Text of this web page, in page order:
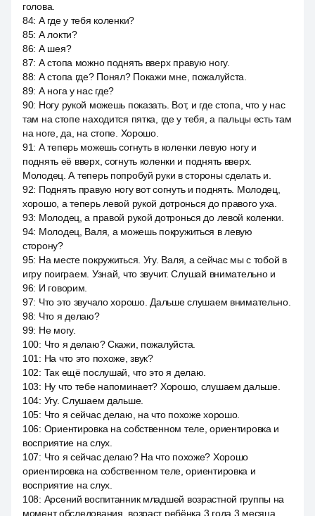
голова.
84: А где у тебя коленки?
85: А локти?
86: А шея?
87: А стопа можно поднять вверх правую ногу.
88: А стопа где? Понял? Покажи мне, пожалуйста.
89: А нога у нас где?
90: Ногу рукой можешь показать. Вот, и где стопа, что у нас
там на стопе находится пятка, где у тебя, а пальцы есть там
на ноге, да, на стопе. Хорошо.
91: А теперь можешь согнуть в коленки левую ногу и
поднять её вверх, согнуть коленки и поднять вверх.
Молодец. А теперь попробуй руки в стороны сделать и.
92: Поднять правую ногу вот согнуть и поднять. Молодец,
хорошо, а теперь левой рукой дотронься до правого уха.
93: Молодец, а правой рукой дотронься до левой коленки.
94: Молодец, Валя, а можешь покружиться в левую
сторону?
95: На месте покружиться. Угу. Валя, а сейчас мы с тобой в
игру поиграем. Узнай, что звучит. Слушай внимательно и
96: И говорим.
97: Что это звучало хорошо. Дальше слушаем внимательно.
98: Что я делаю?
99: Не могу.
100: Что я делаю? Скажи, пожалуйста.
101 : На что это похоже, звук?
102: Так ещё послушай, что это я делаю.
103: Ну что тебе напоминает? Хорошо, слушаем дальше.
104: Угу. Слушаем дальше.
105: Что я сейчас делаю, на что похоже хорошо.
106: Ориентировка на собственном теле, ориентировка и
восприятие на слух.
107: Что я сейчас делаю? На что похоже? Хорошо
ориентировка на собственном теле, ориентировка и
восприятие на слух.
108: Арсений воспитанник младшей возрастной группы на
момент обследования, возраст ребёнка 3 года 3 месяца,